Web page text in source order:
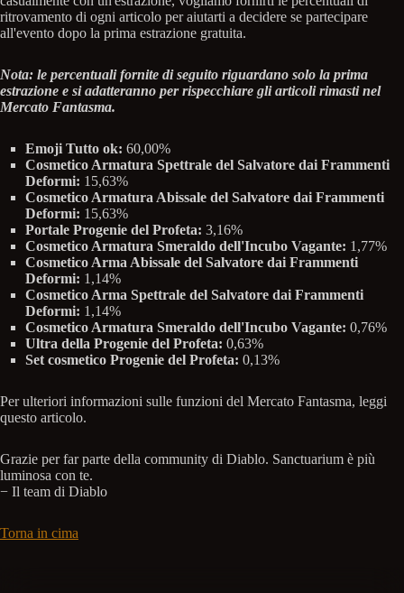
ritrovamento di ogni articolo per aiutarti a decidere se partecipare
all'evento dopo la prima estrazione gratuita.
Nota: le percentuali fornite di seguito riguardano solo la prima
estrazione e si adatteranno per rispecchiare gli articoli rimasti nel
Mercato Fantasma.
Emoji Tutto ok: 60,00%
Cosmetico Armatura Spettrale del Salvatore dai Frammenti
Deformi: 15,63%
Cosmetico Armatura Abissale del Salvatore dai Frammenti
Deformi: 15,63%
Portale Progenie del Profeta: 3,16%
Cosmetico Armatura Smeraldo dell'Incubo Vagante: 1,77%
Cosmetico Arma Abissale del Salvatore dai Frammenti
Deformi: 1,14%
Cosmetico Arma Spettrale del Salvatore dai Frammenti
Deformi: 1,14%
Cosmetico Armatura Smeraldo dell'Incubo Vagante: 0,76%
Ultra della Progenie del Profeta: 0,63%
Set cosmetico Progenie del Profeta: 0,13%
Per ulteriori informazioni sulle funzioni del Mercato Fantasma, leggi
questo articolo.
Grazie per far parte della community di Diablo. Sanctuarium è più
luminosa con te.
− Il team di Diablo
Torna in cima